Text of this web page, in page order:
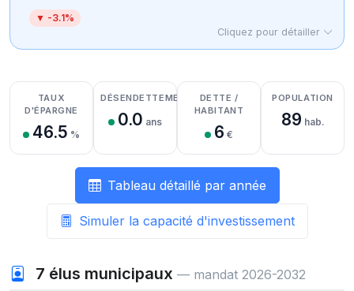
▼ -3.1%
Cliquez pour détailler
Détail des recettes
Détail des dépenses
Détail de la trésorerie
TAUX
D'ÉPARGNE
46.5 %
DÉSENDETTEMENT
0.0 ans
DETTE /
HABITANT
6 €
POPULATION
89 hab.
Tableau détaillé par année
Simuler la capacité d'investissement
7 élus municipaux — mandat 2026-2032